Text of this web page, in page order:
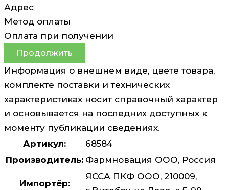
Адрес
Метод оплаты
Оплата при получении
Продолжить
Информация о внешнем виде, цвете товара,
комплекте поставки и технических
характеристиках носит справочный характер
и основывается на последних доступных к
моменту публикации сведениях.
Артикул:
68584
Производитель: Фармновация ООО, Россия
Импортёр:
ЯССА ПКФ ООО, 210009,